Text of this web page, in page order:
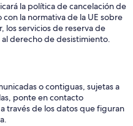
la política de cancelación de
la normativa de la UE sobre
los servicios de reserva de
derecho de desistimiento.
o contiguas, sujetas a
ponte en contacto
través de los datos que figuran